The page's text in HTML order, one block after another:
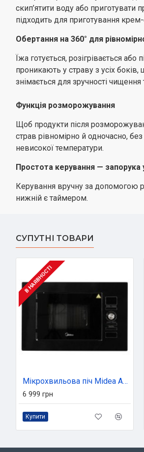
скип’ятити воду або приготувати
підходить для приготування
Обертання на 360° для
Їжа готується, розігрівається
проникають у страву з усіх
знімається для зручності
Функція розморожування
Щоб продукти після
страв рівномірно й одночасно,
невисокої температури.
Простота керування — запорука
Керування вручну за допомогою
нижній є таймером.
СУПУТНІ ТОВАРИ
В НАЯВНОСТІ
Мікрохвильова піч Midea AG820BJU-BL
6 999 грн
Купити